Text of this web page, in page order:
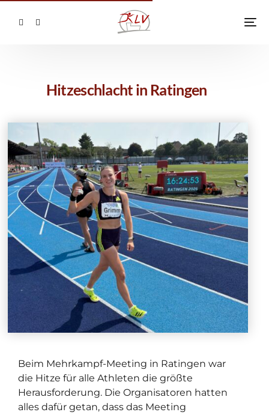
Hitzeschlacht in Ratingen
Beim Mehrkampf-Meeting in Ratingen war
die Hitze für alle Athleten die größte
Herausforderung. Die Organisatoren hatten
alles dafür getan, dass das Meeting